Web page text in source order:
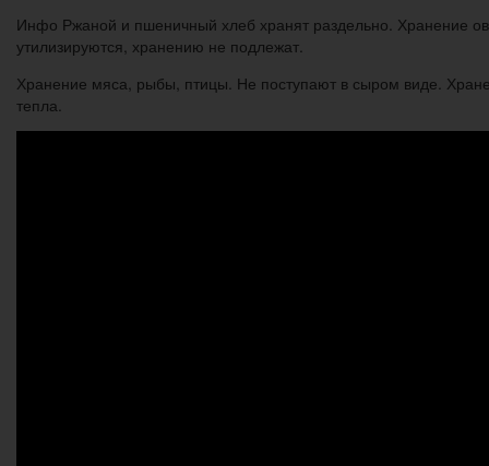
Инфо Ржаной и пшеничный хлеб хранят раздельно. Хранение
утилизируются, хранению не подлежат.
Хранение мяса, рыбы, птицы. Не поступают в сыром виде.
тепла.